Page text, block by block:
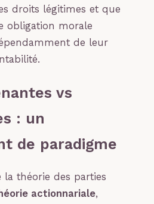
droits légitimes et que
obligation morale
de leur
vs
: un
de paradigme
la théorie des parties
actionnariale,